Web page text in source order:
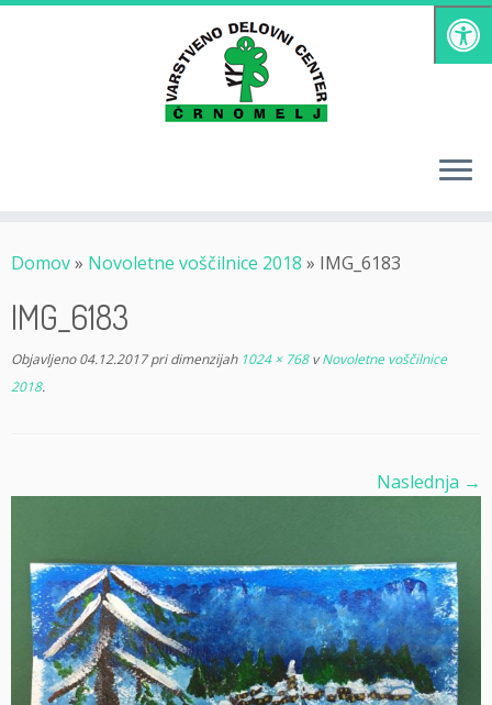
Skoči
Domov» Novoletne voščilnice 2018 » IMG_6183
IMG_6183
Objavljeno 04.12.2017pri dimenzijah1024 × 768vNovoletne voščilnice
2018.
Naslednja →